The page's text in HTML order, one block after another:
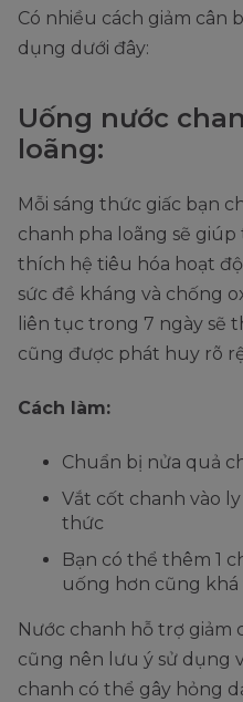
Có nhiều cách giảm cân
dụng dưới đây:
Uống nước
loãng:
Mỗi sáng thức giấc bạn
chanh pha loãng sẽ
thích hệ tiêu hóa hoạt
sức đề kháng và chống
liên tục trong 7 ngày sẽ
cũng được phát huy rõ
Cách làm:
Chuẩn bị nửa quả
Vắt cốt chanh vào
thức
Bạn có thể thêm 1
uống hơn cũng
Nước chanh hỗ trợ giảm
cũng nên lưu ý sử dụng
chanh có thể gây hỏng